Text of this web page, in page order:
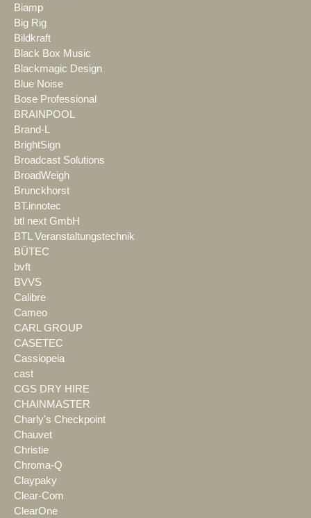
Biamp
Big Rig
Bildkraft
Black Box Music
Blackmagic Design
Blue Noise
Bose Professional
BRAINPOOL
Brand-L
BrightSign
Broadcast Solutions
BroadWeigh
Brunckhorst
BT.innotec
btl next GmbH
BTL Veranstaltungstechnik
BÜTEC
bvft
BVVS
Calibre
Cameo
CARL GROUP
CASETEC
Cassiopeia
cast
CGS DRY HIRE
CHAINMASTER
Charly's Checkpoint
Chauvet
Christie
Chroma-Q
Claypaky
Clear-Com
ClearOne